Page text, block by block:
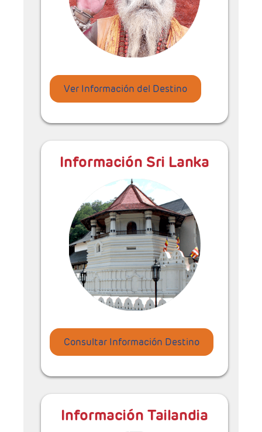
Ver Información del Destino
Información Sri Lanka
Consultar Información Destino
Información Tailandia